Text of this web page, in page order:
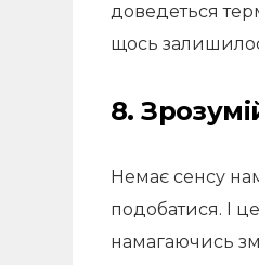
доведеться
щось
8.
Немає сенсу
подобатися. І
намагаючись